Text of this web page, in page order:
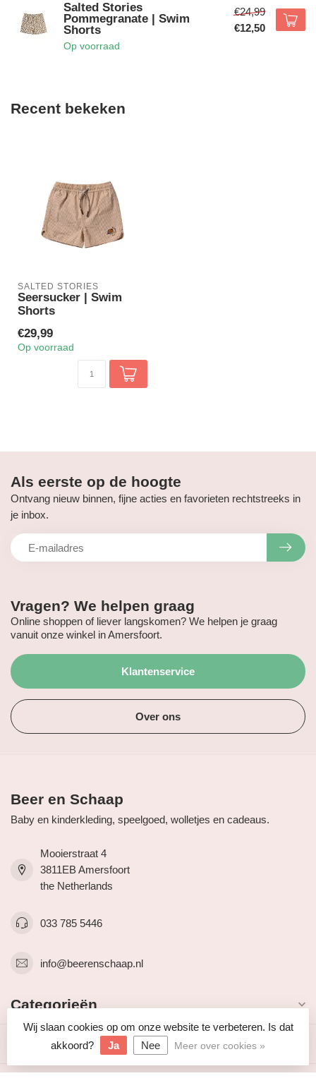
Salted Stories
Pommegranate | Swim
Shorts
Op voorraad
€24,99
€12,50
Recent bekeken
SALTED STORIES
Seersucker | Swim
Shorts
€29,99
Op voorraad
Vragen? We helpen graag
Online shoppen of liever langskomen? We helpen je graag
vanuit onze winkel in Amersfoort.
Klantenservice
Over ons
Als eerste op de hoogte
Ontvang nieuw binnen, fijne acties en favorieten rechtstreeks in
je inbox.
Beer en Schaap
Baby en kinderkleding, speelgoed, wolletjes en cadeaus.
Mooierstraat 4
3811EB Amersfoort
the Netherlands
033 785 5446
info@beerenschaap.nl
Categorieën
Informatie
Wij slaan cookies op om onze website te verbeteren. Is dat
akkoord?
Ja Nee Meer over cookies »